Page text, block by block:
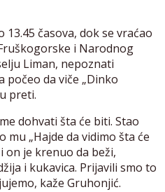
časova, dok se vraćao
i Narodnog
Liman, nepoznati
počeo da viče „Dinko
preti.
dohvati šta će biti. Stao
mu „Hajde da vidimo šta će
on je krenuo da beži,
i kukavica. Prijavili smo to
kaže Gruhonjić.